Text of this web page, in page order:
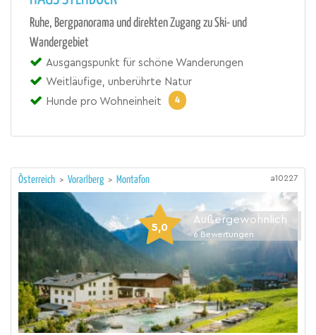
Ruhe, Bergpanorama und direkten Zugang zu Ski- und
Wandergebiet
Ausgangspunkt für schöne Wanderungen
Weitläufige, unberührte Natur
Hunde pro Wohneinheit
4
Österreich > Vorarlberg > Montafon a10227
5,0
Außergewöhnlich
6 Bewertungen